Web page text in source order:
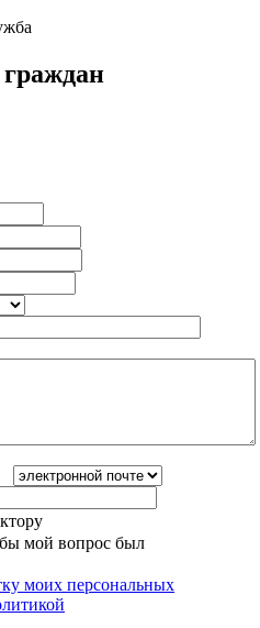
мой вопрос был
моих персональных